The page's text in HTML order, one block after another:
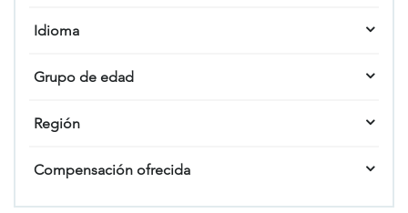
Idioma
Grupo de edad
Región
Compensación ofrecida